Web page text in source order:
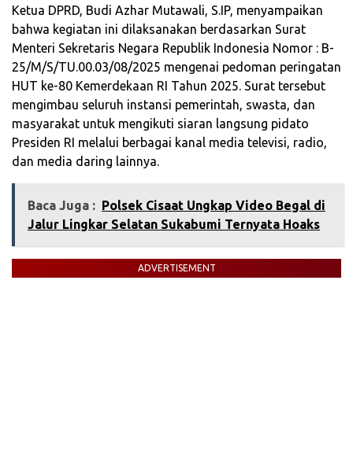
Ketua DPRD, Budi Azhar Mutawali, S.IP, menyampaikan
bahwa kegiatan ini dilaksanakan berdasarkan Surat
Menteri Sekretaris Negara Republik Indonesia Nomor : B-
25/M/S/TU.00.03/08/2025 mengenai pedoman peringatan
HUT ke-80 Kemerdekaan RI Tahun 2025. Surat tersebut
mengimbau seluruh instansi pemerintah, swasta, dan
masyarakat untuk mengikuti siaran langsung pidato
Presiden RI melalui berbagai kanal media televisi, radio,
dan media daring lainnya.
Baca Juga : ‎Polsek Cisaat Ungkap Video Begal di
Jalur Lingkar Selatan Sukabumi Ternyata Hoaks
ADVERTISEMENT